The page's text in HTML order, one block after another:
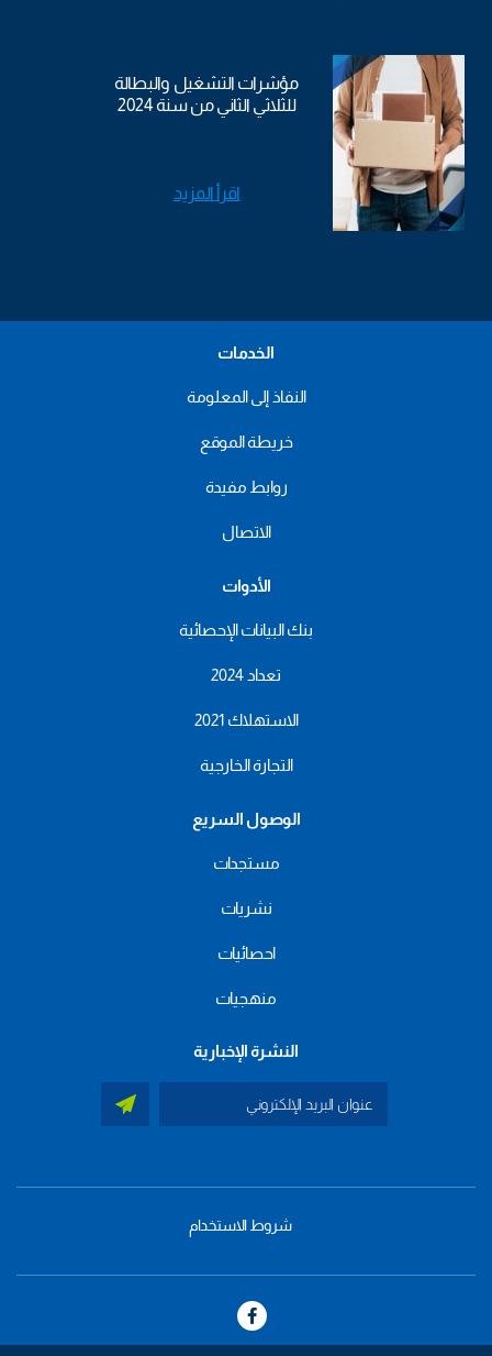
مؤشرات التشغيل والبطالة
للثلاثي الثاني من سنة 2024
اقرأ المزيد
الخدمات
النفاذ إلى المعلومة
خريطة الموقع
روابط مفيدة
الاتصال
الأدوات
بنك البيانات الإحصائية
تعداد 2024
الاستهلاك 2021
التجارة الخارجية
الوصول السريع
مستجدات
نشريات
احصائيات
منهجيات
النشرة الإخبارية
footer
شروط الاستخدام